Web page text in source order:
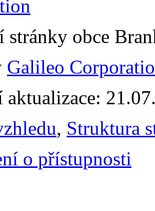
stránky obce
Galileo
aktualizace:
, Struktura
o přístupnosti